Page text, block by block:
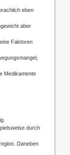
eben
aber
Faktoren
Medikamente
durch
Daneben